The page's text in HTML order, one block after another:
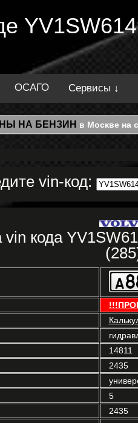
ОСАГО Сервисы ↓
НА БЕНЗИН в Москве на
vin-код:
кода
14811
2435
5
2435